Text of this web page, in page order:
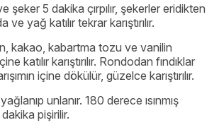
şeker 5 dakika çırpılır, şekerler eridikten
ve yağ katılır tekrar karıştırılır.
kakao, kabartma tozu ve vanilin
katılır karıştırılır. Rondodan fındıklar
içine dökülür, güzelce karıştırılır.
yağlanıp unlanır. 180 derece ısınmış
dakika pişirilir.